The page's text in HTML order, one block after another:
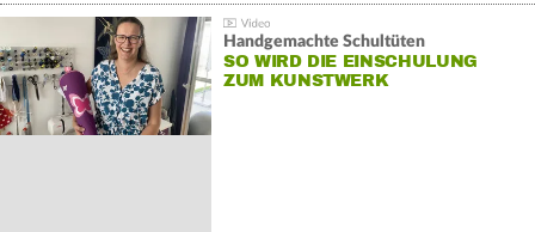
Handgemachte Schultüten
SO WIRD DIE EINSCHULUNG
ZUM KUNSTWERK